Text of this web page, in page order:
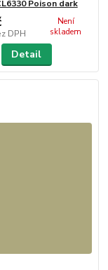
Poison dark
DPH
Není
skladem
Detail